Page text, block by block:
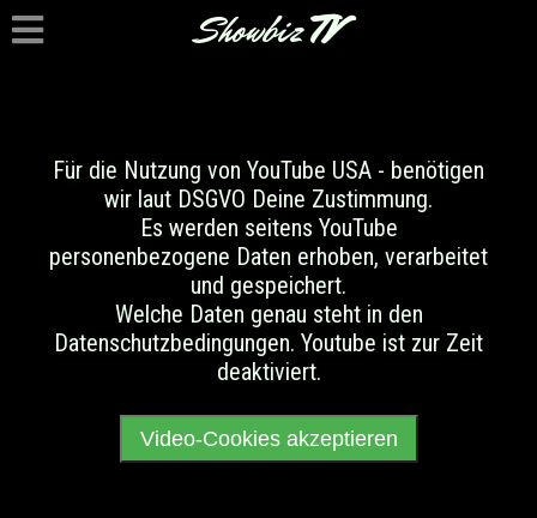
ShowbizTV
Für die Nutzung von YouTube USA - benötigen
wir laut DSGVO Deine Zustimmung.
Es werden seitens YouTube
personenbezogene Daten erhoben, verarbeitet
und gespeichert.
Welche Daten genau steht in den
Datenschutzbedingungen. Youtube ist zur Zeit
deaktiviert.
Video-Cookies akzeptieren